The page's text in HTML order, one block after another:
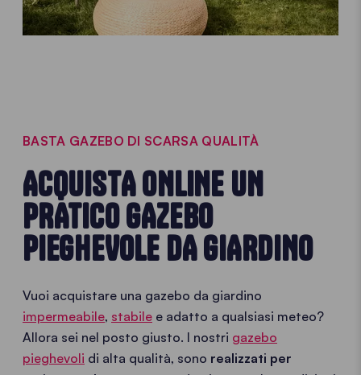
BASTA GAZEBO DI SCARSA QUALITÀ
ACQUISTA ONLINE UN
PRATICO GAZEBO
PIEGHEVOLE DA GIARDINO
Vuoi acquistare una gazebo da giardino
impermeabile, stabile e adatto a qualsiasi meteo?
Allora sei nel posto giusto. I nostri gazebo
pieghevoli di alta qualità, sono realizzati per